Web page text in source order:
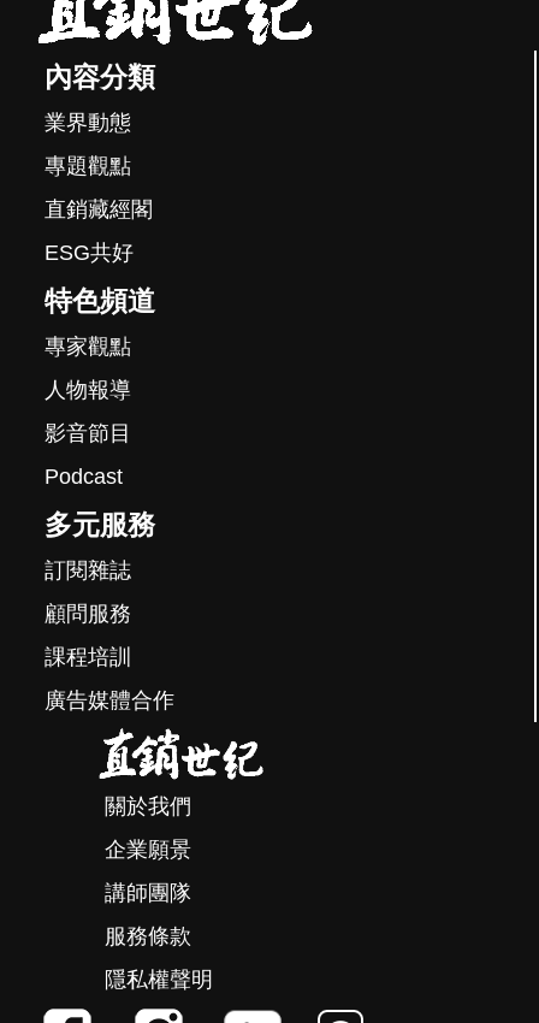
內容分類
業界動態
專題觀點
直銷藏經閣
ESG共好
特色頻道
專家觀點
人物報導
影音節目
Podcast
多元服務
訂閱雜誌
顧問服務
課程培訓
廣告媒體合作
關於我們
企業願景
講師團隊
服務條款
隱私權聲明